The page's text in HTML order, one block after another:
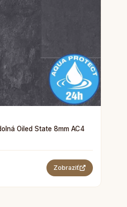
Oiled State 8mm AC4
Zobraziť